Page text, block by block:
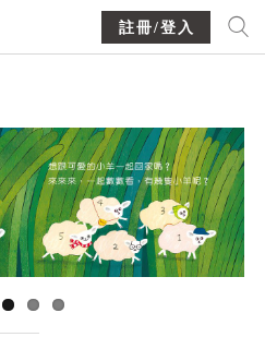
註冊/登入